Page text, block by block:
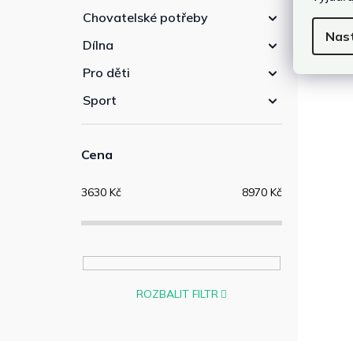
Chovatelské potřeby
Dílna
Pro děti
Sport
Cena
3630 Kč 8970 Kč
ROZBALIT FILTR